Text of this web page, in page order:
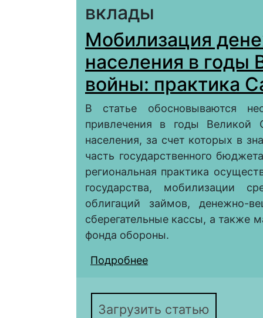
вклады
Мобилизация
населения в годы
войны: практика
В статье обосновываются
привлечения в годы Великой
населения, за счет которых в
часть государственного
региональная практика
государства, мобилизации
облигаций займов, денежно-
сберегательные кассы, а также
фонда обороны.
Подробнее
Загрузить статью